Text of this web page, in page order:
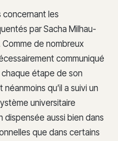
concernant les
par Sacha Milhau-
de nombreux
communiqué
étape de son
qu’il a suivi un
universitaire
aussi bien dans
que dans certains